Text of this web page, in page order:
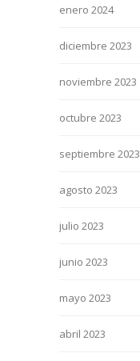
enero 2024
diciembre 2023
noviembre 2023
octubre 2023
septiembre 2023
agosto 2023
julio 2023
junio 2023
mayo 2023
abril 2023